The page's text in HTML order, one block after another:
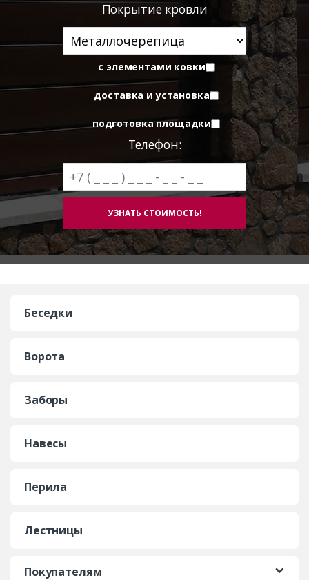
Покрытие кровли
с элементами ковки
доставка и установка
подготовка площадки
Телефон:
Беседки
Ворота
Заборы
Навесы
Перила
Лестницы
Покупателям